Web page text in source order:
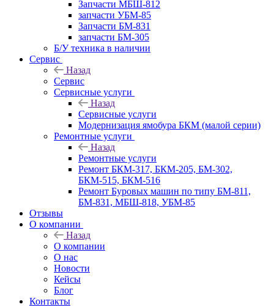
Запчасти МБШ-812
запчасти УБМ-85
Запчасти БМ-831
запчасти БМ-305
Б/У техника в наличии
Сервис
Назад
Сервис
Сервисные услуги
Назад
Сервисные услуги
Модернизация ямобура БКМ (малой серии)
Ремонтные услуги
Назад
Ремонтные услуги
Ремонт БКМ-317, БКМ-205, БМ-302,
БКМ-515, БКМ-516
Ремонт Буровых машин по типу БМ-811,
БМ-831, МБШ-818, УБМ-85
Отзывы
О компании
Назад
О компании
О нас
Новости
Кейсы
Блог
Контакты